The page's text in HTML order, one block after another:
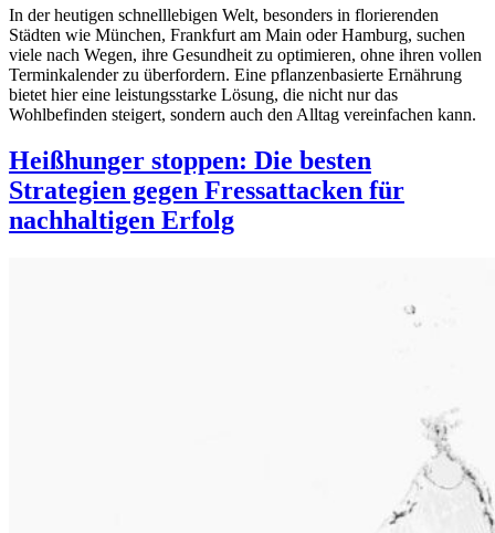
In der heutigen schnelllebigen Welt, besonders in florierenden
Städten wie München, Frankfurt am Main oder Hamburg, suchen
viele nach Wegen, ihre Gesundheit zu optimieren, ohne ihren vollen
Terminkalender zu überfordern. Eine pflanzenbasierte Ernährung
bietet hier eine leistungsstarke Lösung, die nicht nur das
Wohlbefinden steigert, sondern auch den Alltag vereinfachen kann.
Heißhunger stoppen: Die besten
Strategien gegen Fressattacken für
nachhaltigen Erfolg